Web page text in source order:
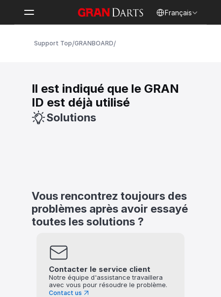
Français
Support Top/GRANBOARD/
Il est indiqué que le GRAN
ID est déjà utilisé
Solutions
Vous rencontrez toujours des
problèmes après avoir essayé
toutes les solutions ?
Contacter le service client
Notre équipe d'assistance travaillera
avec vous pour résoudre le problème.
Contact us